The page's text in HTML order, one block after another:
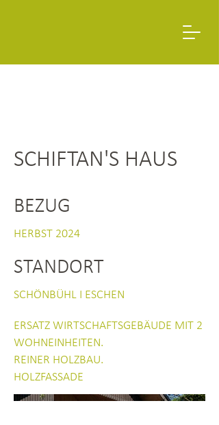
SCHIFTAN'S HAUS
BEZUG
HERBST 2024
STANDORT
SCHÖNBÜHL I ESCHEN
ERSATZ WIRTSCHAFTSGEBÄUDE MIT 2
WOHNEINHEITEN.
REINER HOLZBAU.
HOLZFASSADE